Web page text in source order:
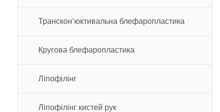
Транскон’юктивальна блефаропластика
Кругова блефаропластика
Ліпофілінг
Ліпофілінг кистей рук